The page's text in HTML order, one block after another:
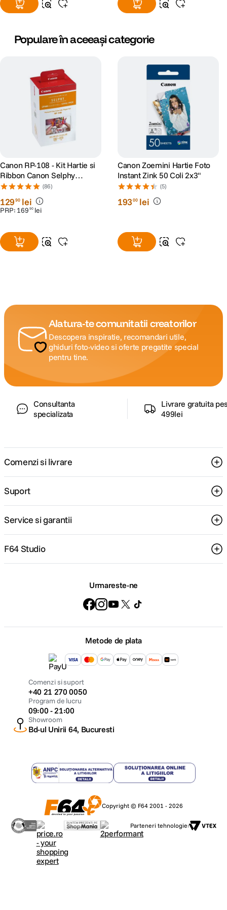
Populare în aceeași categorie
Canon RP-108 - Kit Hartie si
Ribbon Canon Selphy
CP910, CP1200, CP1300,
CP1500
(86)
12990 lei
PRP: 169 90 lei
Canon Zoemini Hartie Foto
Instant Zink 50 Coli 2x3"
(5)
19300 lei
Alatura-te comunitatii creatorilor
Descopera inspiratie, recomandari utile,
ghiduri foto-video si oferte pregatite special
pentru tine.
Consultanta
specializata
Livrare gratuita
499lei
Comenzi si livrare
Suport
Service si garantii
F64 Studio
Urmareste-ne
Metode de plata
Comenzi si suport
+40 21 270 0050
Program de lucru
09:00 - 21:00
Showroom
Bd-ul Unirii 64, Bucuresti
Copyright © F64 2001 - 2026
Parteneri tehnologie: